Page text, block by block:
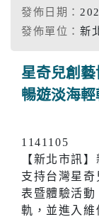
發佈日期：
發佈單位： 新
星奇兒創
暢遊淡海
1141105
【新北市訊
支持台灣星
表暨體驗活
軌，並進入